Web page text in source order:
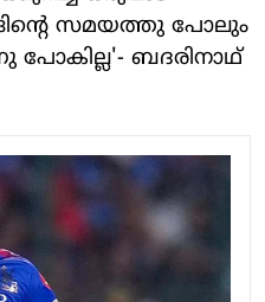
സമയത്തു പോലും
പോകില്ല'- ബദരിനാഥ്